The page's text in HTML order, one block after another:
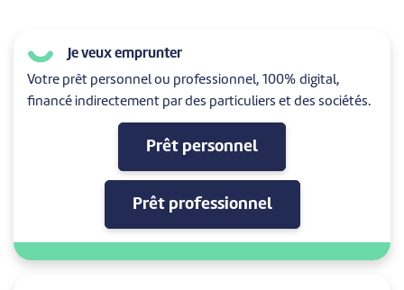
Je veux emprunter
Votre prêt personnel ou professionnel, 100% digital,
financé indirectement par des particuliers et des sociétés.
Prêt personnel
Prêt professionnel